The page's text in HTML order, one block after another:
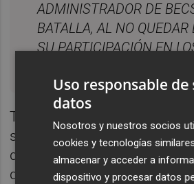
ADMINISTRADOR DE
BATALLA, AL NO
SU PARTICIPACIÓN EN
Todo ello fue, para los
simulación orquestada por
de la Diputación de
que el magistrado, tras la
Uso responsable de
datos
Nosotros y nuestros socios
cookies y tecnologías
almacenar y acceder a
dispositivo y procesar datos